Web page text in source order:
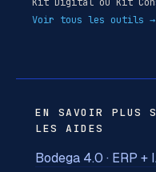
Voir tous les outils →
EN SAVOIR PLUS
LES AIDES
Bodega 4.0 · ERP +